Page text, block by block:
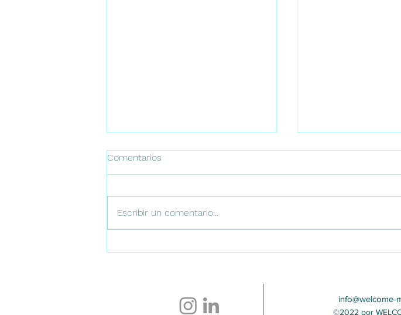
Comentarios
Escribir un comentario...
info@welcome-
©2022 por